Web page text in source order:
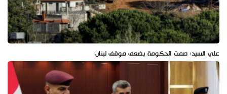
علي السيد: صمت الحكومة يضعف موقف لبنان